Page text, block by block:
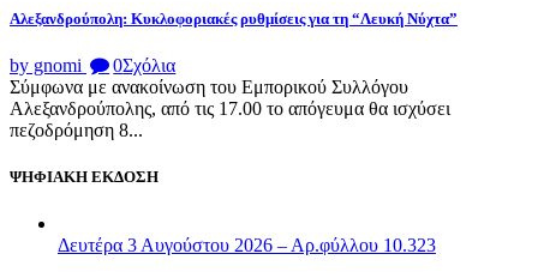
Αλεξανδρούπολη: Κυκλοφοριακές ρυθμίσεις για τη “Λευκή Νύχτα”
by gnomi 0Σχόλια
Σύμφωνα με ανακοίνωση του Εμπορικού Συλλόγου
Αλεξανδρούπολης, από τις 17.00 το απόγευμα θα ισχύσει
πεζοδρόμηση 8...
ΨΗΦΙΑΚΗ ΕΚΔΟΣΗ
Δευτέρα 3 Αυγούστου 2026 – Αρ.φύλλου 10.323